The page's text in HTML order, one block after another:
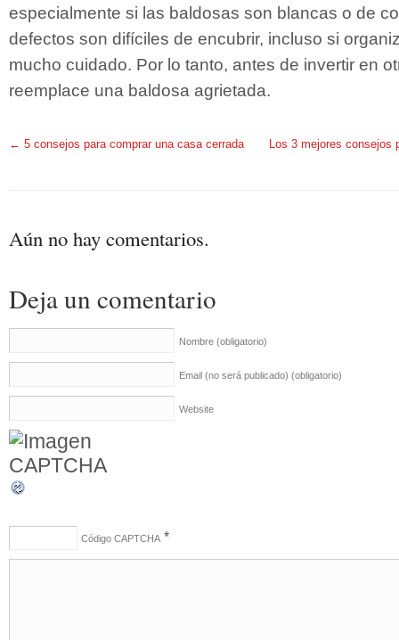
especialmente si las baldosas son blancas o de
defectos son difíciles de encubrir, incluso si
mucho cuidado. Por lo tanto, antes de invertir en
reemplace una baldosa agrietada.
← 5 consejos para comprar una casa cerrada Los 3 mejores consejos
Aún no hay comentarios.
Deja un comentario
Nombre (obligatorio)
Email (no será publicado) (obligatorio)
Website
Código CAPTCHA *